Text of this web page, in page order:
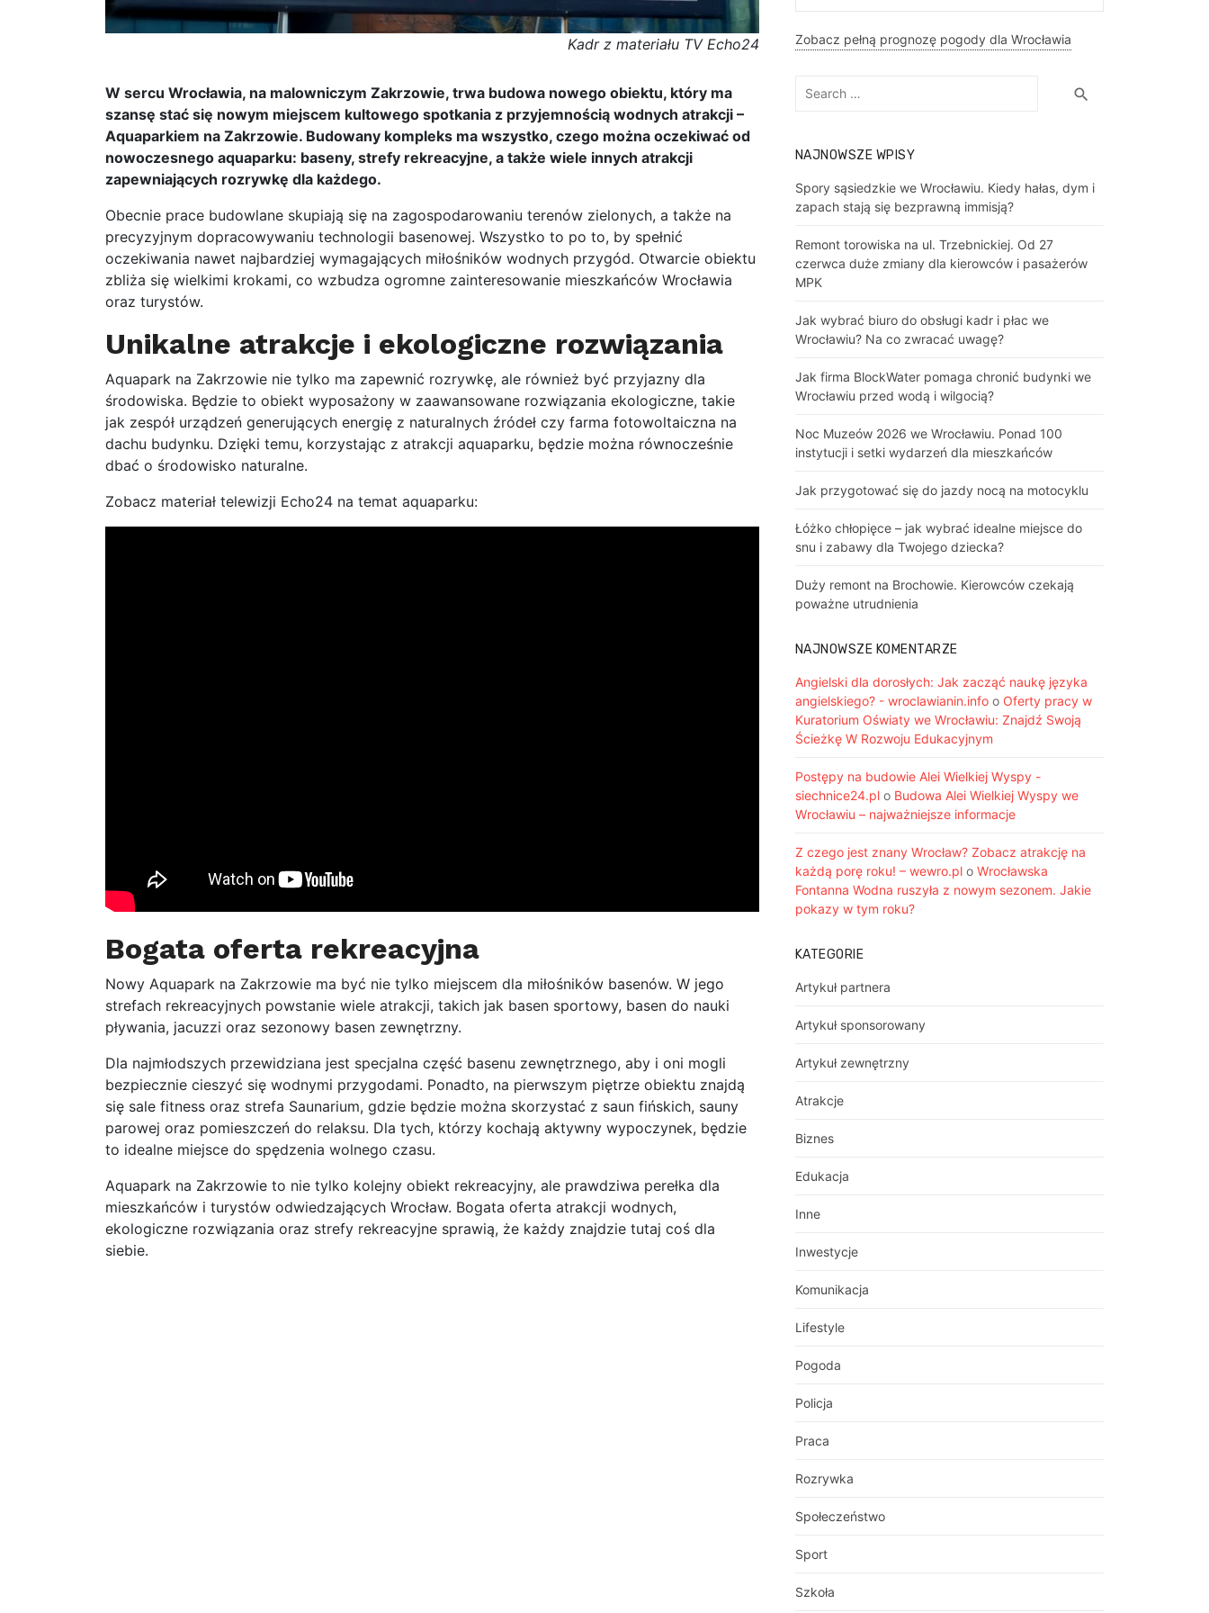
Kadr z materiału TV Echo24
W sercu Wrocławia, na malowniczym Zakrzowie, trwa budowa nowego obiektu, który ma
szansę stać się nowym miejscem kultowego spotkania z przyjemnością wodnych atrakcji –
Aquaparkiem na Zakrzowie. Budowany kompleks ma wszystko, czego można oczekiwać od
nowoczesnego aquaparku: baseny, strefy rekreacyjne, a także wiele innych atrakcji
zapewniających rozrywkę dla każdego.
Obecnie prace budowlane skupiają się na zagospodarowaniu terenów zielonych, a także na
precyzyjnym dopracowywaniu technologii basenowej. Wszystko to po to, by spełnić
oczekiwania nawet najbardziej wymagających miłośników wodnych przygód. Otwarcie obiektu
zbliża się wielkimi krokami, co wzbudza ogromne zainteresowanie mieszkańców Wrocławia
oraz turystów.
Unikalne atrakcje i ekologiczne rozwiązania
Aquapark na Zakrzowie nie tylko ma zapewnić rozrywkę, ale również być przyjazny dla
środowiska. Będzie to obiekt wyposażony w zaawansowane rozwiązania ekologiczne, takie
jak zespół urządzeń generujących energię z naturalnych źródeł czy farma fotowoltaiczna na
dachu budynku. Dzięki temu, korzystając z atrakcji aquaparku, będzie można równocześnie
dbać o środowisko naturalne.
Zobacz materiał telewizji Echo24 na temat aquaparku:
Bogata oferta rekreacyjna
Nowy Aquapark na Zakrzowie ma być nie tylko miejscem dla miłośników basenów. W jego
strefach rekreacyjnych powstanie wiele atrakcji, takich jak basen sportowy, basen do nauki
pływania, jacuzzi oraz sezonowy basen zewnętrzny.
Dla najmłodszych przewidziana jest specjalna część basenu zewnętrznego, aby i oni mogli
bezpiecznie cieszyć się wodnymi przygodami. Ponadto, na pierwszym piętrze obiektu znajdą
się sale fitness oraz strefa Saunarium, gdzie będzie można skorzystać z saun fińskich, sauny
parowej oraz pomieszczeń do relaksu. Dla tych, którzy kochają aktywny wypoczynek, będzie
to idealne miejsce do spędzenia wolnego czasu.
Aquapark na Zakrzowie to nie tylko kolejny obiekt rekreacyjny, ale prawdziwa perełka dla
mieszkańców i turystów odwiedzających Wrocław. Bogata oferta atrakcji wodnych,
ekologiczne rozwiązania oraz strefy rekreacyjne sprawią, że każdy znajdzie tutaj coś dla
siebie.
Zobacz pełną prognozę pogody dla Wrocławia
Search
search
NAJNOWSZE WPISY
Spory sąsiedzkie we Wrocławiu. Kiedy hałas, dym i
zapach stają się bezprawną immisją?
Remont torowiska na ul. Trzebnickiej. Od 27
czerwca duże zmiany dla kierowców i pasażerów
MPK
Jak wybrać biuro do obsługi kadr i płac we
Wrocławiu? Na co zwracać uwagę?
Jak firma BlockWater pomaga chronić budynki we
Wrocławiu przed wodą i wilgocią?
Noc Muzeów 2026 we Wrocławiu. Ponad 100
instytucji i setki wydarzeń dla mieszkańców
Jak przygotować się do jazdy nocą na motocyklu
Łóżko chłopięce – jak wybrać idealne miejsce do
snu i zabawy dla Twojego dziecka?
Duży remont na Brochowie. Kierowców czekają
poważne utrudnienia
NAJNOWSZE KOMENTARZE
Angielski dla dorosłych: Jak zacząć naukę języka
angielskiego? - wroclawianin.infoo Oferty pracy w
Kuratorium Oświaty we Wrocławiu: Znajdź Swoją
Ścieżkę W Rozwoju Edukacyjnym
Postępy na budowie Alei Wielkiej Wyspy -
siechnice24.plo Budowa Alei Wielkiej Wyspy we
Wrocławiu – najważniejsze informacje
Z czego jest znany Wrocław? Zobacz atrakcję na
każdą porę roku! – wewro.plo Wrocławska
Fontanna Wodna ruszyła z nowym sezonem. Jakie
pokazy w tym roku?
KATEGORIE
Artykuł partnera
Artykuł sponsorowany
Artykuł zewnętrzny
Atrakcje
Biznes
Edukacja
Inne
Inwestycje
Komunikacja
Lifestyle
Pogoda
Policja
Praca
Rozrywka
Społeczeństwo
Sport
Szkoła